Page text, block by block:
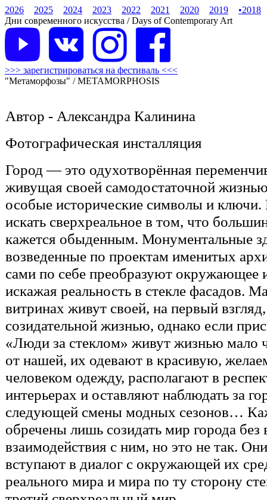
2026 2025 2024 2023 2022 2021 2020 2019 •2018
Дни современного искусства / Days of Contemporary Art
>>> зарегистрироваться на фестиваль <<<
"Метаморфозы" / METAMORPHOSIS
Автор - Александра Калинина
Фотографическая инсталляция
Город — это одухотворённая
живущая своей самодостаточной
особые исторические символы и ключи.
искать сверхреальное в том, что
кажется обыденным. Монументальные
возведенные по проектам именитых
сами по себе преобразуют окружающее
искажая реальность в стекле фасадов.
витринах живут своей, на первый
созидательной жизнью, однако если
«Люди за стеклом» живут жизнью мало
от нашей, их одевают в красивую,
человеком одежду, располагают в
интерьерах и оставляют наблюдать за
следующей смены модных сезонов…
обречены лишь созидать мир города
взаимодействия с ним, но это не так.
вступают в диалог с окружающей их
реального мира и мира по ту сторону